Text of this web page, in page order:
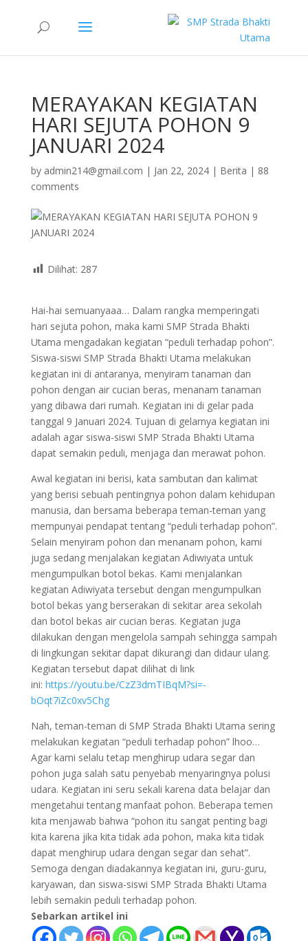
MERAYAKAN KEGIATAN
HARI SEJUTA POHON 9
JANUARI 2024
by admin214@gmail.com | Jan 22, 2024| Berita | 88
comments
Dilihat: 287
Hai-hai semuanyaaa… Dalam rangka memperingati
hari sejuta pohon, maka kami SMP Strada Bhakti
Utama mengadakan kegiatan “peduli terhadap pohon”.
Siswa-siswi SMP Strada Bhakti Utama melakukan
kegiatan ini di antaranya, menyiram tanaman dan
pohon dengan air cucian beras, menanam tanaman
yang dibawa dari rumah. Kegiatan ini di gelar pada
tanggal 9 Januari 2024. Tujuan di gelarnya kegiatan ini
adalah agar siswa-siswi SMP Strada Bhakti Utama
dapat semakin peduli, menjaga dan merawat pohon.
Awal kegiatan ini berisi, kata sambutan dan kalimat
yang berisi sebuah pentingnya pohon dalam kehidupan
manusia, dan bersama beberapa teman-teman yang
mempunyai pendapat tentang “peduli terhadap pohon”.
Selain menyiram pohon dan menanam pohon, kami
juga sedang menjalakan kegiatan Adiwiyata untuk
mengumpulkan botol bekas. Kami menjalankan
kegiatan Adiwiyata tersebut dengan mengumpulkan
botol bekas yang berserakan di sekitar area sekolah
dan botol bekas air cucian beras. Kegiatan juga
dilakukan dengan mengelola sampah sehingga sampah
di lingkungan sekitar dapat dikurangi dan didaur ulang.
Kegiatan tersebut dapat dilihat di link
ini: https://youtu.be/CzZ3dmTIBqM?si=-
bOqt7iZc0xv5Chg
Nah, teman-teman di SMP Strada Bhakti Utama sering
melakukan kegiatan “peduli terhadap pohon” lhoo…
Agar kami selalu tetap menghirup udara segar dan
pohon juga salah satu penyebab menyaringnya polusi
udara. Kegiatan ini seru sekali karena data belajar dan
mengetahui tentang manfaat pohon. Beberapa temen
kita menjawab bahwa “pohon itu sangat penting bagi
kita karena jika kita tidak ada pohon, maka kita tidak
dapat menghirup udara dengan segar dan sehat”.
Semoga dengan diadakannya kegiatan ini, guru-guru,
karyawan, dan siswa-siswi SMP Strada Bhakti Utama
lebih semakin peduli terhadap pohon.
Sebarkan artikel ini